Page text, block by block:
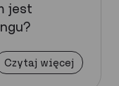
jest
Czytaj więcej